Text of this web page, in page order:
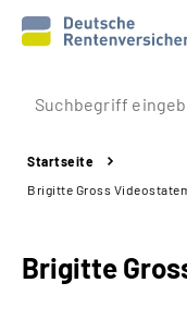
Prävention
Reha
Startseite
Brigitte Gross
Brigitte